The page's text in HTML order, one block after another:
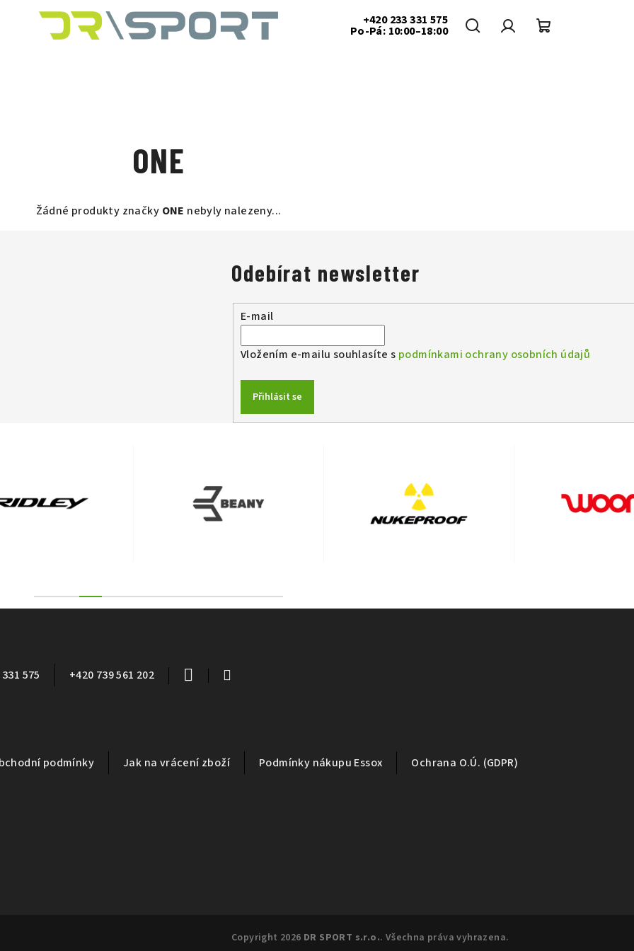
+420 233 331 575
Po-Pá: 10:00–18:00
ONE
Žádné produkty značky ONE nebyly nalezeny...
Odebírat newsletter
E-mail
Vložením e-mailu souhlasíte s podmínkami ochrany osobních údajů
Přihlásit se
575 +420 739 561 202
podmínky Jak na vrácení zboží Podmínky nákupu Essox Ochrana O.Ú. (GDPR)
Copyright 2026 DR SPORT s.r.o.. Všechna práva vyhrazena.